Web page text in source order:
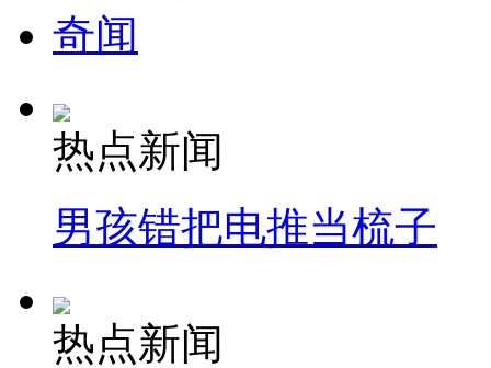
奇闻
热点新闻
男孩错把电推当梳子
热点新闻